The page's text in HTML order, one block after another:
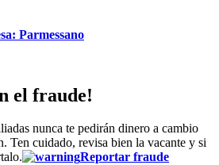
: Parmessano
el fraude!
nunca te pedirán dinero a cambio
Ten cuidado, revisa bien la vacante y si
Reportar fraude